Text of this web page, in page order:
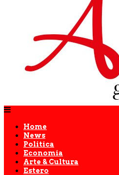
Home
News
Politica
Economia
Arte & Cultura
Estero